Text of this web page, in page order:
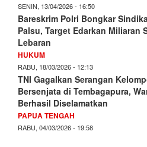
SENIN, 13/04/2026 - 16:50
Bareskrim Polri Bongkar
Palsu, Target Edarkan Miliaran
Lebaran
HUKUM
RABU, 18/03/2026 - 12:13
TNI Gagalkan Serangan
Bersenjata di Tembagapura,
Berhasil Diselamatkan
PAPUA TENGAH
RABU, 04/03/2026 - 19:58